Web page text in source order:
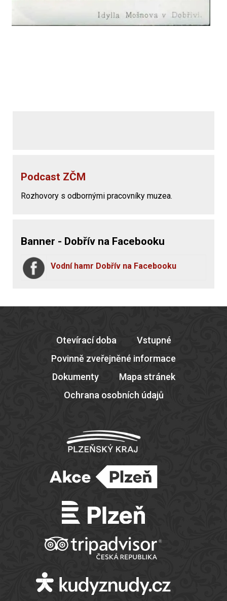
Podcast ZČM
Rozhovory s odbornými pracovníky muzea.
Banner - Dobřív na Facebooku
Vodní hamr Dobřív na Facebooku
Otevírací doba
Vstupné
Povinně zveřejněné informace
Dokumenty
Mapa stránek
Ochrana osobních údajů